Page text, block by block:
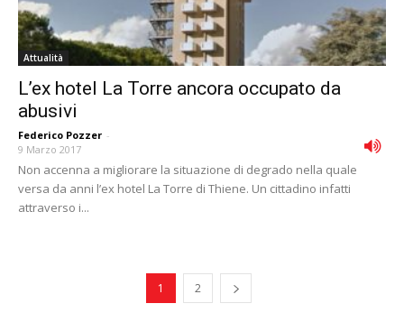
Attualità
L’ex hotel La Torre ancora occupato da
abusivi
Federico Pozzer -
9 Marzo 2017
Non accenna a migliorare la situazione di degrado nella quale
versa da anni l’ex hotel La Torre di Thiene. Un cittadino infatti
attraverso i...
1 2